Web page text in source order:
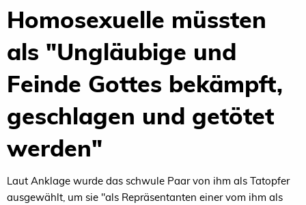
Homosexuelle müssten
als "Ungläubige und
Feinde Gottes bekämpft,
geschlagen und getötet
werden"
Laut Anklage wurde das schwule Paar von ihm als Tatopfer
ausgewählt, um sie "als Repräsentanten einer vom ihm als